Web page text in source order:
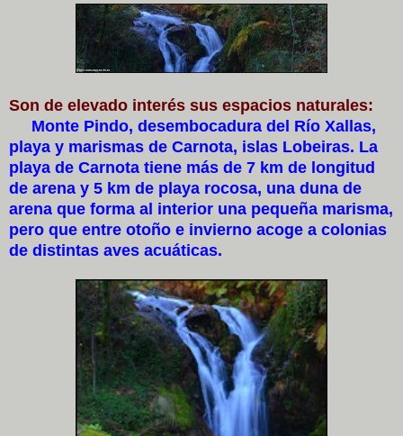
Son de elevado interés sus espacios naturales:
Monte Pindo, desembocadura del Río Xallas,
playa y marismas de Carnota, islas Lobeiras. La
playa de Carnota tiene más de 7 km de longitud
de arena y 5 km de playa rocosa, una duna de
arena que forma al interior una pequeña marisma,
pero que entre otoño e invierno acoge a colonias
de distintas aves acuáticas.